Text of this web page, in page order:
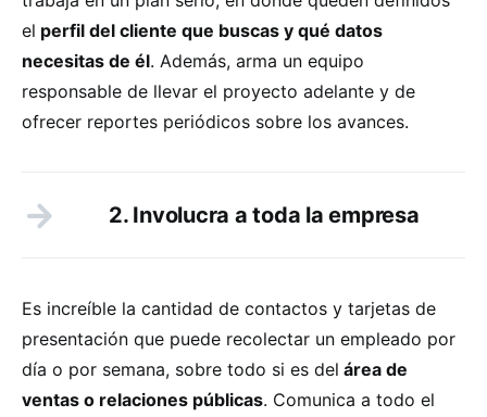
el perfil del cliente que buscas y qué datos
necesitas de él. Además, arma un equipo
responsable de llevar el proyecto adelante y de
ofrecer reportes periódicos sobre los avances.
2. Involucra a toda la empresa
Es increíble la cantidad de contactos y tarjetas de
presentación que puede recolectar un empleado por
día o por semana, sobre todo si es del área de
ventas o relaciones públicas. Comunica a todo el